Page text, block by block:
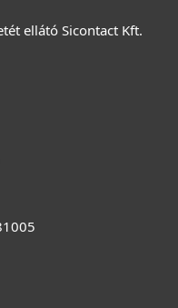
ellátó Sicontact Kft.